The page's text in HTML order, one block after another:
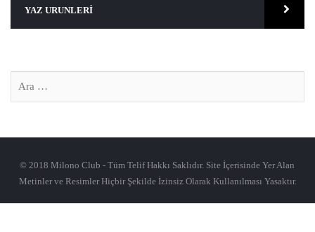
YAZ URUNLERI
© 2018 Milono Club - Tüm Telif Hakkı Saklıdır. Site İçerisinde Yer Alan
Metinler ve Resimler Hiçbir Şekilde İzinsiz Olarak Kullanılması Yasaktır.